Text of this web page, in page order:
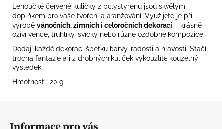
Lehoučké červené kuličky z polystyrenu jsou skvělým
doplňkem pro vaše tvoření a aranžování. Využijete je při
výrobě vánočních, zimních i celoročních dekorací – krásně
oživí věnce, truhlíky, svíčky nebo různé ozdobné kompozice.
Dodají každé dekoraci špetku barvy, radosti a hravosti. Stačí
trocha fantazie a i z drobných kuliček vykouzlíte kouzelný
výsledek.
Hmotnost : 20 g
Z
Informace pro vás